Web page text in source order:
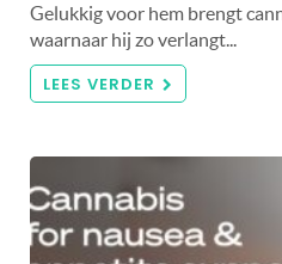
Gelukkig voor hem brengt
waarnaar hij zo verlangt...
LEES VERDER